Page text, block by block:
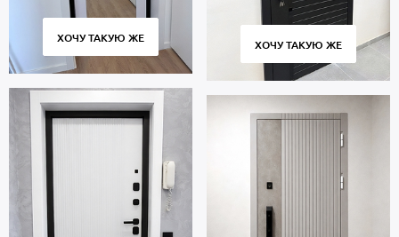
ХОЧУ ТАКУЮ ЖЕ
ХОЧУ ТАКУЮ ЖЕ